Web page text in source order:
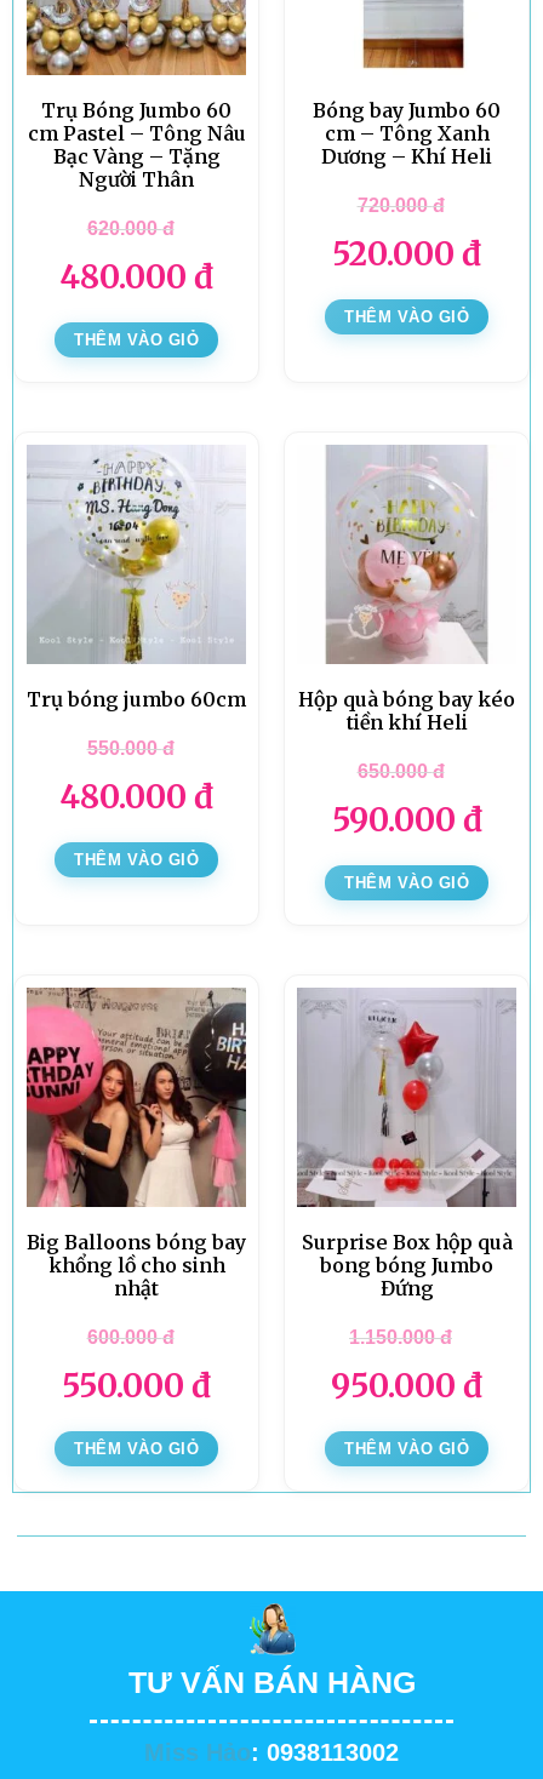
Trụ Bóng Jumbo 60
cm Pastel – Tông Nâu
Bạc Vàng – Tặng
Người Thân
620.000đ
480.000 đ
THÊM VÀO GIỎ
Bóng bay Jumbo 60
cm – Tông Xanh
Dương – Khí Heli
720.000đ
520.000 đ
THÊM VÀO GIỎ
Trụ bóng jumbo 60cm
550.000đ
480.000 đ
THÊM VÀO GIỎ
Hộp quà bóng bay kéo
tiền khí Heli
650.000đ
590.000 đ
THÊM VÀO GIỎ
Big Balloons bóng bay
khổng lồ cho sinh
nhật
600.000đ
550.000 đ
THÊM VÀO GIỎ
Surprise Box hộp quà
bong bóng Jumbo
Đứng
1.150.000đ
950.000 đ
THÊM VÀO GIỎ
TƯ VẤN BÁN HÀNG
Miss Hảo: 0938113002